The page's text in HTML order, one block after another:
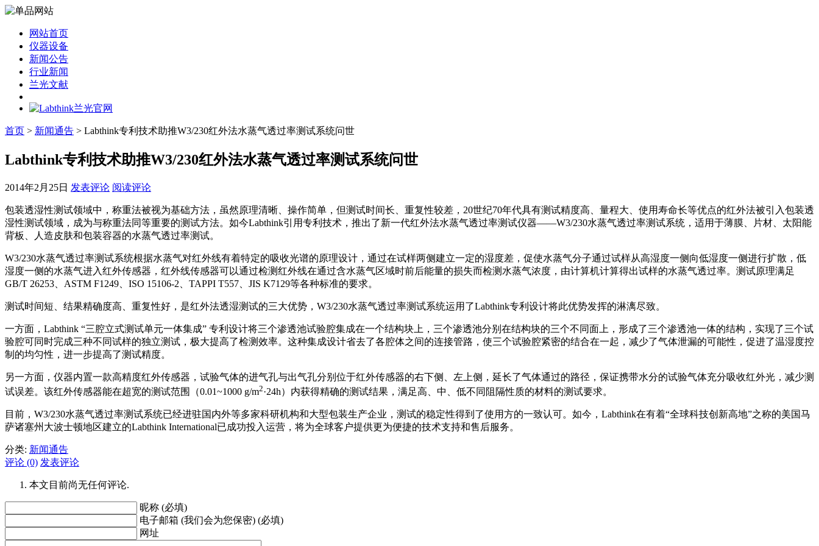
网站首页
仪器设备
新闻公告
行业新闻
兰光文献
首页 > 新闻通告 > Labthink专利技术助推W3/230红外法水蒸气透过率测试系统问世
Labthink专利技术助推W3/230红外法水蒸气透过率测试系统问世
2014年2月25日 发表评论 阅读评论
包装透湿性测试领域中，称重法被视为基础方法，虽然原理清晰、操作简单，但测试时间长、重复性较差，20世纪70年代具有测试精度高、量程大、使用寿命长等优点的红外法被引入包装透
湿性测试领域，成为与称重法同等重要的测试方法。如今Labthink引用专利技术，推出了新一代红外法水蒸气透过率测试仪器——W3/230水蒸气透过率测试系统，适用于薄膜、片材、太阳能
背板、人造皮肤和包装容器的水蒸气透过率测试。
W3/230水蒸气透过率测试系统根据水蒸气对红外线有着特定的吸收光谱的原理设计，通过在试样两侧建立一定的湿度差，促使水蒸气分子通过试样从高湿度一侧向低湿度一侧进行扩散，低
湿度一侧的水蒸气进入红外传感器，红外线传感器可以通过检测红外线在通过含水蒸气区域时前后能量的损失而检测水蒸气浓度，由计算机计算得出试样的水蒸气透过率。测试原理满足
GB/T 26253、ASTM F1249、ISO 15106-2、TAPPI T557、JIS K7129等各种标准的要求。
测试时间短、结果精确度高、重复性好，是红外法透湿测试的三大优势，W3/230水蒸气透过率测试系统运用了Labthink专利设计将此优势发挥的淋漓尽致。
一方面，Labthink “三腔立式测试单元一体集成” 专利设计将三个渗透池试验腔集成在一个结构块上，三个渗透池分别在结构块的三个不同面上，形成了三个渗透池一体的结构，实现了三个试
验腔可同时完成三种不同试样的独立测试，极大提高了检测效率。这种集成设计省去了各腔体之间的连接管路，使三个试验腔紧密的结合在一起，减少了气体泄漏的可能性，促进了温湿度控
制的均匀性，进一步提高了测试精度。
另一方面，仪器内置一款高精度红外传感器，试验气体的进气孔与出气孔分别位于红外传感器的右下侧、左上侧，延长了气体通过的路径，保证携带水分的试验气体充分吸收红外光，减少测
试误差。该红外传感器能在超宽的测试范围（0.01~1000 g/m2·24h）内获得精确的测试结果，满足高、中、低不同阻隔性质的材料的测试要求。
目前，W3/230水蒸气透过率测试系统已经进驻国内外等多家科研机构和大型包装生产企业，测试的稳定性得到了使用方的一致认可。如今，Labthink在有着“全球科技创新高地”之称的美国马
萨诸塞州大波士顿地区建立的Labthink International已成功投入运营，将为全球客户提供更为便捷的技术支持和售后服务。
分类: 新闻通告
评论 (0) 发表评论
本文目前尚无任何评论.
昵称 (必填)
电子邮箱 (我们会为您保密) (必填)
网址